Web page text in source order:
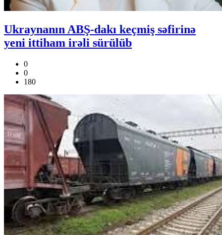
Ukraynanın ABŞ-dakı keçmiş səfirinə
yeni ittiham irəli sürülüb
0
0
180